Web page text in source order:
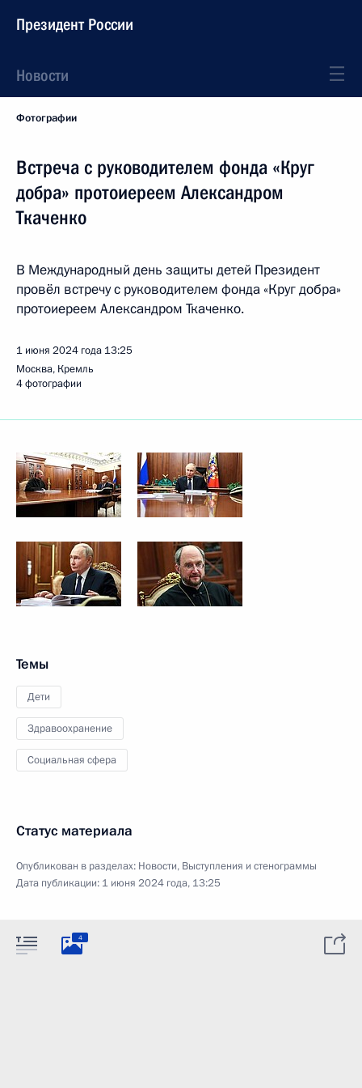
Президент России
Новости
Фотографии
Встреча с руководителем фонда «Круг
добра» протоиереем Александром
Ткаченко
В Международный день защиты детей Президент
провёл встречу с руководителем фонда «Круг добра»
протоиереем Александром Ткаченко.
1 июня 2024 года 13:25
Москва, Кремль
4 фотографии
Темы
Дети
Здравоохранение
Социальная сфера
Статус материала
Опубликован в разделах: Новости, Выступления и стенограммы
Дата публикации: 1 июня 2024 года, 13:25
4